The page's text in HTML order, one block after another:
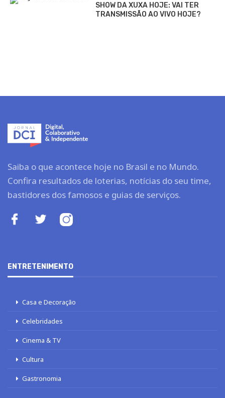
SHOW DA XUXA HOJE: VAI TER
TRANSMISSÃO AO VIVO HOJE?
Saiba o que acontece hoje no Brasil e no Mundo.
Confira resultados de loterias, notícias do seu time,
bastidores dos famosos e guias de serviços.
ENTRETENIMENTO
Casa e Decoração
Celebridades
Cinema & TV
Cultura
Gastronomia